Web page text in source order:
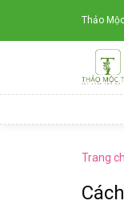
Thảo
Trang